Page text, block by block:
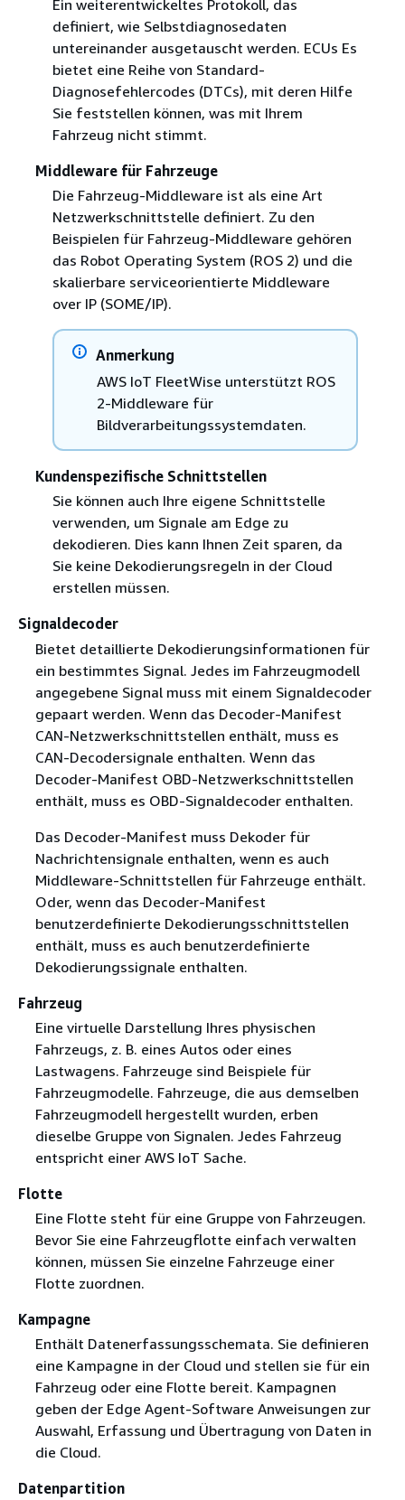
Ein weiterentwickeltes Protokoll, das
definiert, wie Selbstdiagnosedaten
untereinander ausgetauscht werden. ECUs Es
bietet eine Reihe von Standard-
Diagnosefehlercodes (DTCs), mit deren Hilfe
Sie feststellen können, was mit Ihrem
Fahrzeug nicht stimmt.
Middleware für Fahrzeuge
Die Fahrzeug-Middleware ist als eine Art
Netzwerkschnittstelle definiert. Zu den
Beispielen für Fahrzeug-Middleware gehören
das Robot Operating System (ROS 2) und die
skalierbare serviceorientierte Middleware
over IP (SOME/IP).
Anmerkung
AWS IoT FleetWise unterstützt ROS
2-Middleware für
Bildverarbeitungssystemdaten.
Kundenspezifische Schnittstellen
Sie können auch Ihre eigene Schnittstelle
verwenden, um Signale am Edge zu
dekodieren. Dies kann Ihnen Zeit sparen, da
Sie keine Dekodierungsregeln in der Cloud
erstellen müssen.
Signaldecoder
Bietet detaillierte Dekodierungsinformationen für
ein bestimmtes Signal. Jedes im Fahrzeugmodell
angegebene Signal muss mit einem Signaldecoder
gepaart werden. Wenn das Decoder-Manifest
CAN-Netzwerkschnittstellen enthält, muss es
CAN-Decodersignale enthalten. Wenn das
Decoder-Manifest OBD-Netzwerkschnittstellen
enthält, muss es OBD-Signaldecoder enthalten.
Das Decoder-Manifest muss Dekoder für
Nachrichtensignale enthalten, wenn es auch
Middleware-Schnittstellen für Fahrzeuge enthält.
Oder, wenn das Decoder-Manifest
benutzerdefinierte Dekodierungsschnittstellen
enthält, muss es auch benutzerdefinierte
Dekodierungssignale enthalten.
Fahrzeug
Eine virtuelle Darstellung Ihres physischen
Fahrzeugs, z. B. eines Autos oder eines
Lastwagens. Fahrzeuge sind Beispiele für
Fahrzeugmodelle. Fahrzeuge, die aus demselben
Fahrzeugmodell hergestellt wurden, erben
dieselbe Gruppe von Signalen. Jedes Fahrzeug
entspricht einer AWS IoT Sache.
Flotte
Eine Flotte steht für eine Gruppe von Fahrzeugen.
Bevor Sie eine Fahrzeugflotte einfach verwalten
können, müssen Sie einzelne Fahrzeuge einer
Flotte zuordnen.
Kampagne
Enthält Datenerfassungsschemata. Sie definieren
eine Kampagne in der Cloud und stellen sie für ein
Fahrzeug oder eine Flotte bereit. Kampagnen
geben der Edge Agent-Software Anweisungen zur
Auswahl, Erfassung und Übertragung von Daten in
die Cloud.
Datenpartition